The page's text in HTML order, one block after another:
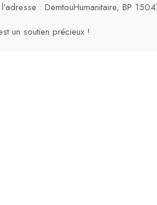
: DemtouHumanitaire, BP
un soutien précieux !